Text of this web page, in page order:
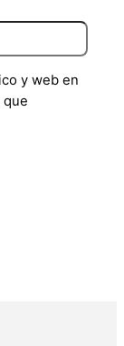
y web en
que